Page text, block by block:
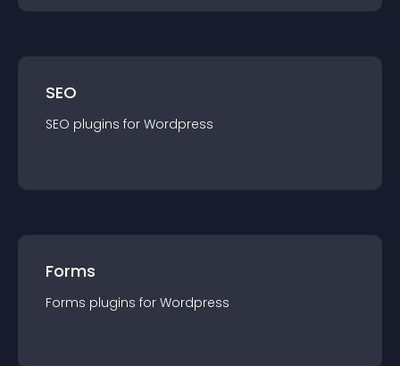
SEO
SEO plugins for Wordpress
Forms
Forms plugins for Wordpress